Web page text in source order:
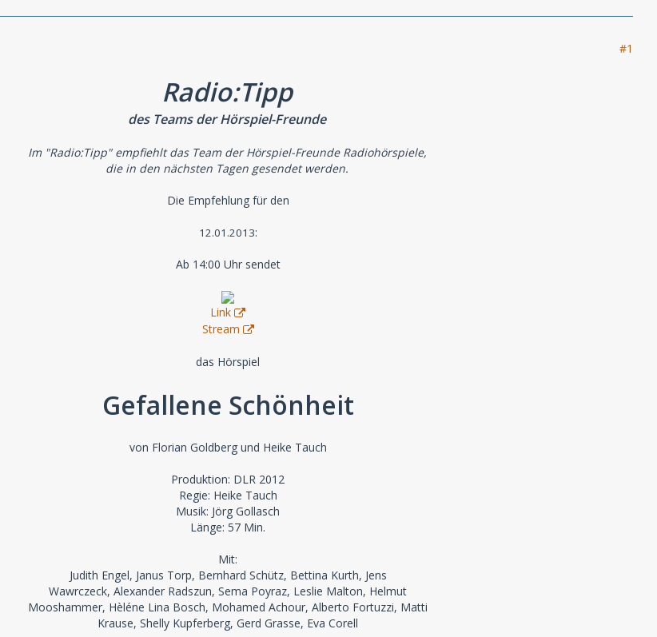
#1
Radio:Tipp
des Teams der Hörspiel-Freunde
Im "Radio:Tipp" empfiehlt das Team der Hörspiel-Freunde Radiohörspiele,
die in den nächsten Tagen gesendet werden.
Die Empfehlung für den
12.01.2013:
Ab 14:00 Uhr sendet
Link
Stream
das Hörspiel
Gefallene Schönheit
von Florian Goldberg und Heike Tauch
Produktion: DLR 2012
Regie: Heike Tauch
Musik: Jörg Gollasch
Länge: 57 Min.
Mit:
Judith Engel, Janus Torp, Bernhard Schütz, Bettina Kurth, Jens
Wawrczeck, Alexander Radszun, Sema Poyraz, Leslie Malton, Helmut
Mooshammer, Hèléne Lina Bosch, Mohamed Achour, Alberto Fortuzzi, Matti
Krause, Shelly Kupferberg, Gerd Grasse, Eva Corell